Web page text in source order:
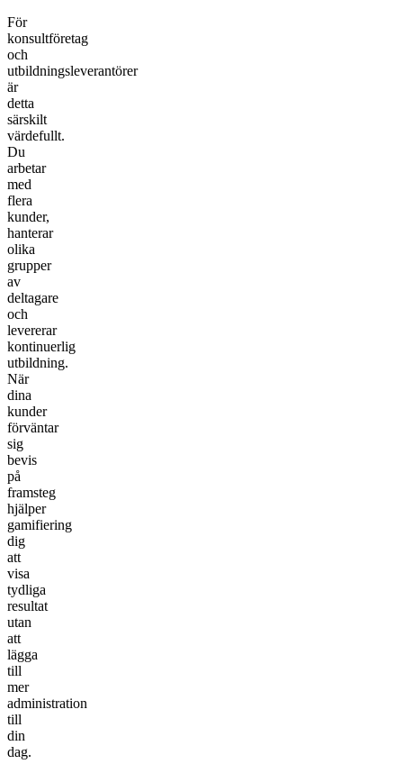
För
konsultföretag
och
utbildningsleverantörer
är
detta
särskilt
värdefullt.
Du
arbetar
med
flera
kunder,
hanterar
olika
grupper
av
deltagare
och
levererar
kontinuerlig
utbildning.
När
dina
kunder
förväntar
sig
bevis
på
framsteg
hjälper
gamifiering
dig
att
visa
tydliga
resultat
utan
att
lägga
till
mer
administration
till
din
dag.